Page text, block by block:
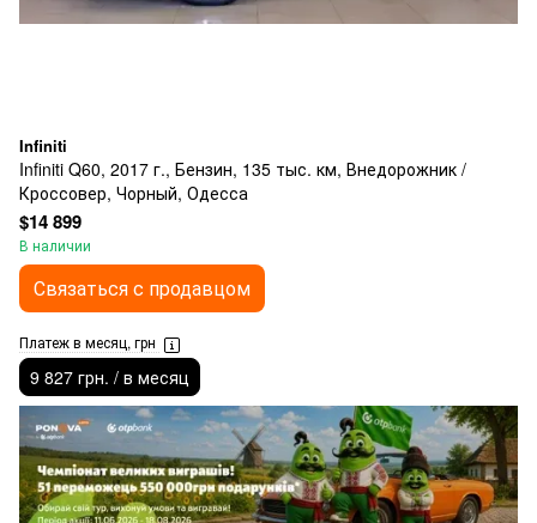
Infiniti
Infiniti Q60, 2017 г., Бензин, 135 тыс. км, Внедорожник /
Кроссовер, Чорный, Одесса
$14 899
В наличии
Связаться с продавцом
Платеж в месяц, грн
9 827 грн. / в месяц